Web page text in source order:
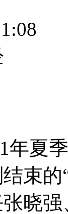
年夏季
束
张晓